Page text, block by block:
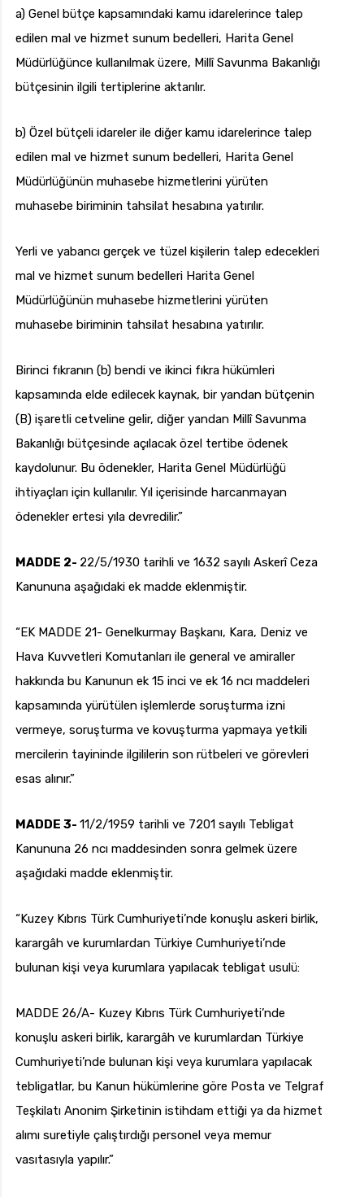
a) Genel bütçe kapsamındaki kamu idarelerince talep
edilen mal ve hizmet sunum bedelleri, Harita Genel
Müdürlüğünce kullanılmak üzere, Millî Savunma Bakanlığı
bütçesinin ilgili tertiplerine aktarılır.
b) Özel bütçeli idareler ile diğer kamu idarelerince talep
edilen mal ve hizmet sunum bedelleri, Harita Genel
Müdürlüğünün muhasebe hizmetlerini yürüten
muhasebe biriminin tahsilat hesabına yatırılır.
Yerli ve yabancı gerçek ve tüzel kişilerin talep edecekleri
mal ve hizmet sunum bedelleri Harita Genel
Müdürlüğünün muhasebe hizmetlerini yürüten
muhasebe biriminin tahsilat hesabına yatırılır.
Birinci fıkranın (b) bendi ve ikinci fıkra hükümleri
kapsamında elde edilecek kaynak, bir yandan bütçenin
(B) işaretli cetveline gelir, diğer yandan Millî Savunma
Bakanlığı bütçesinde açılacak özel tertibe ödenek
kaydolunur. Bu ödenekler, Harita Genel Müdürlüğü
ihtiyaçları için kullanılır. Yıl içerisinde harcanmayan
ödenekler ertesi yıla devredilir.”
MADDE 2- 22/5/1930 tarihli ve 1632 sayılı Askerî Ceza
Kanununa aşağıdaki ek madde eklenmiştir.
“EK MADDE 21- Genelkurmay Başkanı, Kara, Deniz ve
Hava Kuvvetleri Komutanları ile general ve amiraller
hakkında bu Kanunun ek 15 inci ve ek 16 ncı maddeleri
kapsamında yürütülen işlemlerde soruşturma izni
vermeye, soruşturma ve kovuşturma yapmaya yetkili
mercilerin tayininde ilgililerin son rütbeleri ve görevleri
esas alınır.”
MADDE 3- 11/2/1959 tarihli ve 7201 sayılı Tebligat
Kanununa 26 ncı maddesinden sonra gelmek üzere
aşağıdaki madde eklenmiştir.
“Kuzey Kıbrıs Türk Cumhuriyeti’nde konuşlu askeri birlik,
karargâh ve kurumlardan Türkiye Cumhuriyeti’nde
bulunan kişi veya kurumlara yapılacak tebligat usulü:
MADDE 26/A- Kuzey Kıbrıs Türk Cumhuriyeti’nde
konuşlu askeri birlik, karargâh ve kurumlardan Türkiye
Cumhuriyeti’nde bulunan kişi veya kurumlara yapılacak
tebligatlar, bu Kanun hükümlerine göre Posta ve Telgraf
Teşkilatı Anonim Şirketinin istihdam ettiği ya da hizmet
alımı suretiyle çalıştırdığı personel veya memur
vasıtasıyla yapılır.”